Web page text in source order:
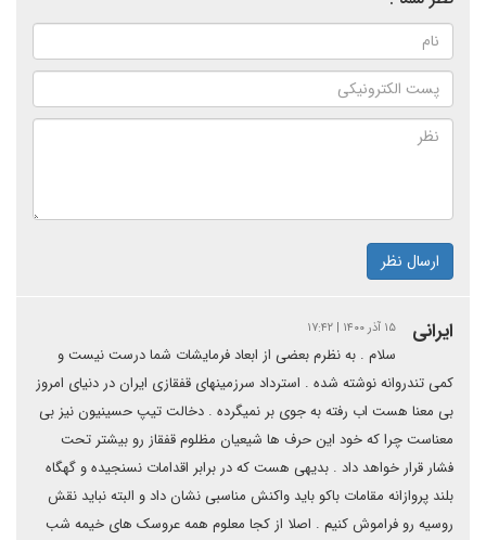
ارسال نظر
ایرانی ۱۵ آذر ۱۴۰۰ | ۱۷:۴۲
سلام . به نظرم بعضی از ابعاد فرمایشات شما درست نیست و
کمی تندروانه نوشته شده . استرداد سرزمینهای قفقازی ایران در دنیای امروز
بی معنا هست اب رفته به جوی بر نمیگرده . دخالت تیپ حسینیون نیز بی
معناست چرا که خود این حرف ها شیعیان مظلوم قفقاز رو بیشتر تحت
فشار قرار خواهد داد . بدیهی هست که در برابر اقدامات نسنجیده و گهگاه
بلند پروازانه مقامات باکو باید واکنش مناسبی نشان داد و البته نباید نقش
روسیه رو فراموش کنیم . اصلا از کجا معلوم همه عروسک های خیمه شب